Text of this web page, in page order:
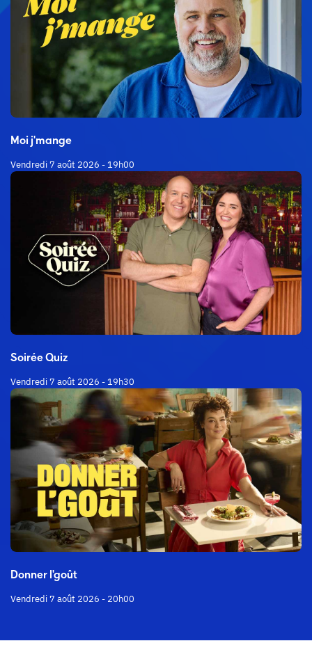
Moi j'mange
Vendredi 7 août 2026 - 19h00
Soirée Quiz
Vendredi 7 août 2026 - 19h30
Donner l'goût
Vendredi 7 août 2026 - 20h00